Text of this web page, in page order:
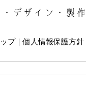
デザイン・製
プ 個人情報保護方針